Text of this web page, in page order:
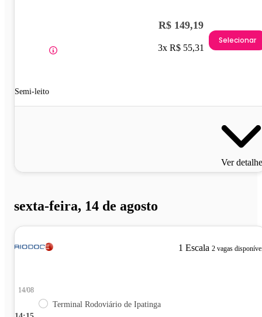
Semi-leito
R$ 149,19
3x R$ 55,31
Selecionar
Ver
sexta-feira, 14 de agosto
1 Escala 2 vagas
14/08
Terminal Rodoviário de Ipatinga